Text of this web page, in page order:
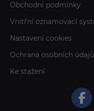
Obchodní podmínky
Vnitřní oznamovací
Nastavení cookies
Ochrana osobních údajů
Ke stažení